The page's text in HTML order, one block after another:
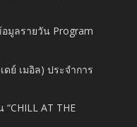
มูลรายวัน Program
เดย์ เมอิล) ประจำการ
AT THE